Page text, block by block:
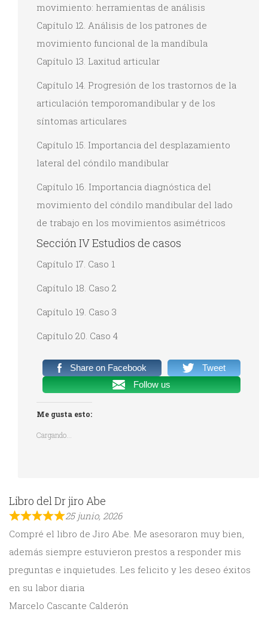
movimiento: herramientas de análisis
Capítulo 12. Análisis de los patrones de
movimiento funcional de la mandíbula
Capítulo 13. Laxitud articular
Capítulo 14. Progresión de los trastornos de la
articulación temporomandibular y de los
síntomas articulares
Capítulo 15. Importancia del desplazamiento
lateral del cóndilo mandibular
Capítulo 16. Importancia diagnóstica del
movimiento del cóndilo mandibular del lado
de trabajo en los movimientos asimétricos
Sección IV Estudios de casos
Capítulo 17. Caso 1
Capítulo 18. Caso 2
Capítulo 19. Caso 3
Capítulo 20. Caso 4
Share on Facebook
Tweet
Follow us
Me gusta esto:
Cargando...
Libro del Dr jiro Abe
25 junio, 2026
Compré el libro de Jiro Abe. Me asesoraron muy bien,
además siempre estuvieron prestos a responder mis
preguntas e inquietudes. Les felicito y les deseo éxitos
en su labor diaria
Marcelo Cascante Calderón